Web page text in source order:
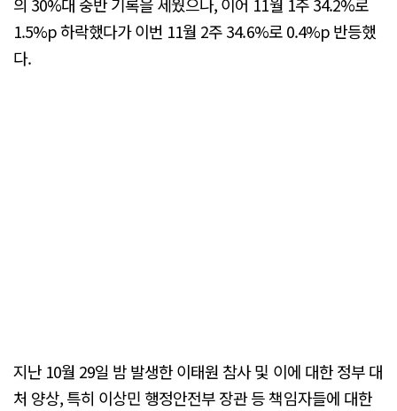
의 30%대 중반 기록을 세웠으나, 이어 11월 1주 34.2%로
1.5%p 하락했다가 이번 11월 2주 34.6%로 0.4%p 반등했
다.
지난 10월 29일 밤 발생한 이태원 참사 및 이에 대한 정부 대
처 양상, 특히 이상민 행정안전부 장관 등 책임자들에 대한